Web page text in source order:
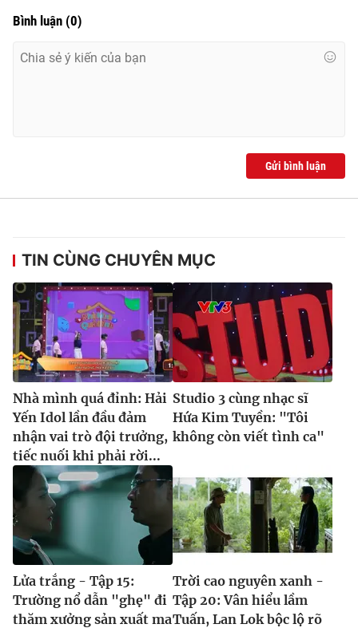
Bình luận (0)
Gửi bình luận
TIN CÙNG CHUYÊN MỤC
Nhà mình quá đỉnh: Hải
Yến Idol lần đầu đảm
nhận vai trò đội trưởng,
tiếc nuối khi phải rời...
Studio 3 cùng nhạc sĩ
Hứa Kim Tuyền: "Tôi
không còn viết tình ca"
Lửa trắng - Tập 15:
Trường nổ dẫn "ghẹ" đi
thăm xưởng sản xuất ma
Trời cao nguyên xanh -
Tập 20: Vân hiểu lầm
Tuấn, Lan Lok bộc lộ rõ